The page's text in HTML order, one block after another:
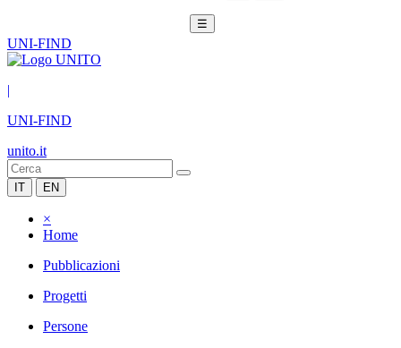
☰
UNI-FIND
|
UNI-FIND
unito.it
IT EN
×
Home
Pubblicazioni
Progetti
Persone